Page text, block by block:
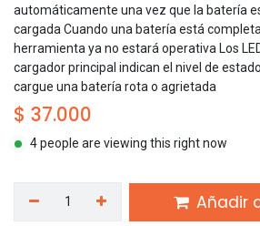
automáticamente una vez que la batería
cargada Cuando una batería está
herramienta ya no estará operativa Los
cargador principal indican el nivel de
cargue una batería rota o agrietada
$ 37.000
4 people are viewing this right now
Añadir